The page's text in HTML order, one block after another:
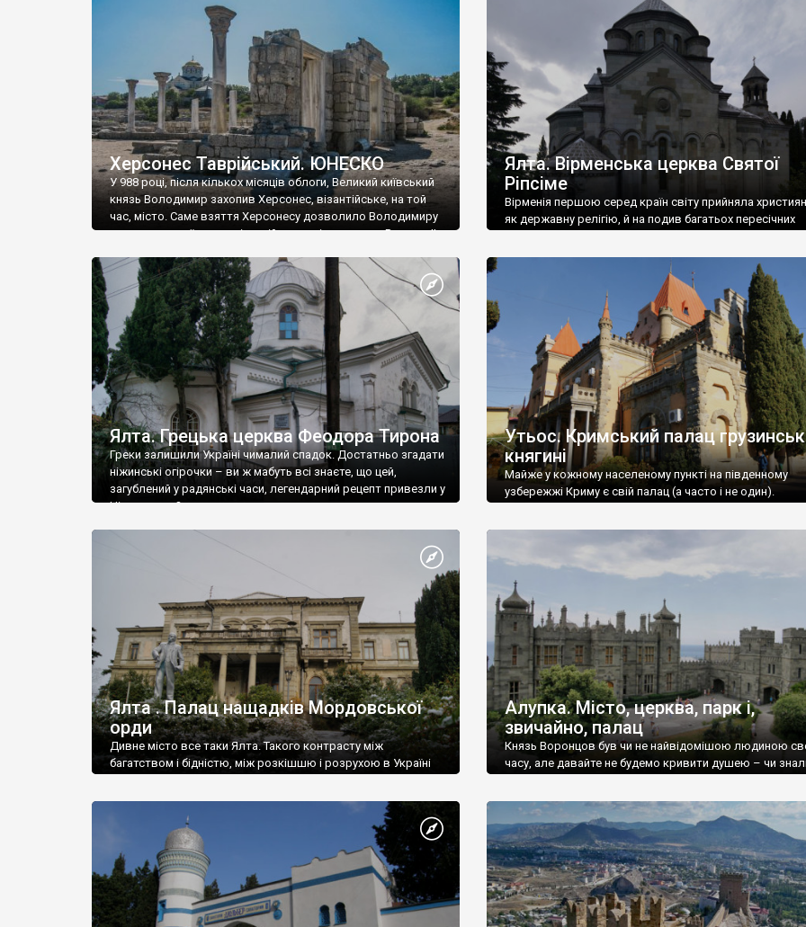
візантійської доби. Раритети викрадені з фондів об’єкту
культурної спадщини ЮНЕСКО «Херсонеса Таврійського».
Офіційно – на виставку «Золото Візантії», але експерти та
влада в Україні вважають це лише […]
називаються «повстяками» (postaki)…” “Вино. Крим
виробляє відмінне вино і його вдосталь: воно все
легке біле і дуже […]
Херсонес Таврійський. ЮНЕСКО
У 988 році, після кількох місяців облоги, Великий київський
князь Володимир захопив Херсонес, візантійське, на той
час, місто. Саме взяття Херсонесу дозволило Володимиру
диктувати свої умови візантійському імператору Василю ІІ,
Херсонесі Володимир-язичник, став Василем-
християнином. А потім було Хрещення Русі. На честь
Херсонесу Таврійського названо місто […]
Ялта. Вірменська церква Святої
Ріпсіме
Вірменія першою серед країн світу прийняла
як державну релігію, й на подив багатьох пересічних
Ялта. Грецька церква Феодора Тирона
Греки залишили Україні чималий спадок. Достатньо згадати
ніжинські огірочки – ви ж мабуть всі знаєте, що цей,
загублений у радянські часи, легендарний рецепт привезли у
Ніжин греки?
Утьос. Кримський палац
княгині
Майже у кожному населеному пункті на південному
узбережжі Криму є свій палац (а часто і не один).
Ялта . Палац нащадків Мордовської
орди
Дивне місто все таки Ялта. Такого контрасту між
багатством і бідністю, між розкішшю і розрухою в Україні
Алупка. Місто, церква, парк і,
звичайно, палац
Князь Воронцов був чи не найвідомішою людиною
часу, але давайте не будемо кривити душею – чи